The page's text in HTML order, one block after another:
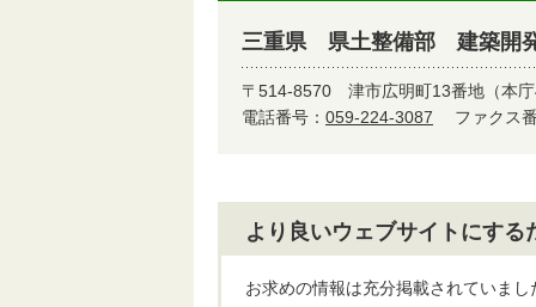
三重県 県土整備部 建築開
〒514-8570 津市広明町13番地（本
電話番号： 059-224-3087 ファクス
より良いウェブサイトにす
お求めの情報は充分掲載されていまし